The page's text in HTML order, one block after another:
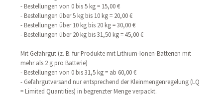
- Bestellungen von 0 bis 5 kg = 15,00 €
- Bestellungen über 5 kg bis 10 kg = 20,00 €
- Bestellungen über 10 kg bis 20 kg = 30,00 €
- Bestellungen über 20 kg bis 31,50 kg = 45,00 €
Mit Gefahrgut (z. B. für Produkte mit Lithium-Ionen-Batterien mit
mehr als 2 g pro Batterie)
- Bestellungen von 0 bis 31,5 kg = ab 60,00 €
- Gefahrgutversand nur entsprechend der Kleinmengenregelung (LQ
= Limited Quantities) in begrenzter Menge verpackt.